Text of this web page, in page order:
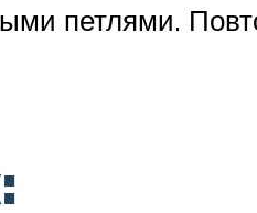
петлями.